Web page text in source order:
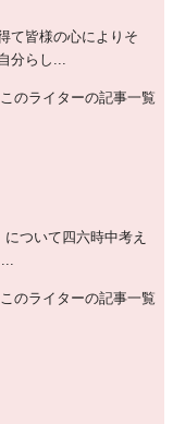
て皆様の心によりそ
分らし...
このライターの記事一覧
ついて四六時中考え
このライターの記事一覧